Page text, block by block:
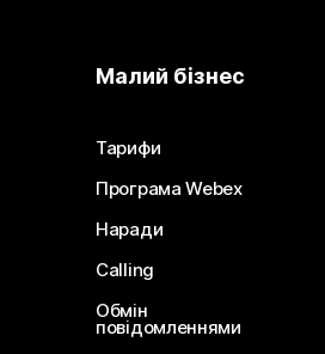
Малий бізнес
Тарифи
Програма Webex
Наради
Calling
Обмін
повідомленнями